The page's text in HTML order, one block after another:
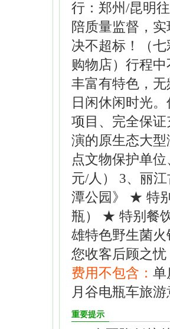
行：郑州/昆明
陪质量监督，
决不超标！（
购物店）行程
丰富有特色，
日闲休闲时光
项目、完全保
演的原生态大
点文物保护单
元/人） 3、丽
潭公园》 ★ 特
瓶） ★ 特别餐
雄特色野生菌
您收客后顾之忧
费用不包含： 单
月谷电瓶车旅
重要提示